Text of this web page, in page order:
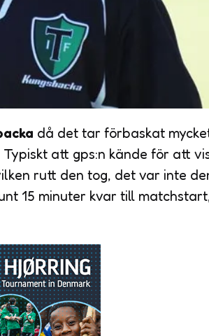
då det tar förbaskat
att gps:n kände för att
rutt den tog, det var inte
15 minuter kvar till